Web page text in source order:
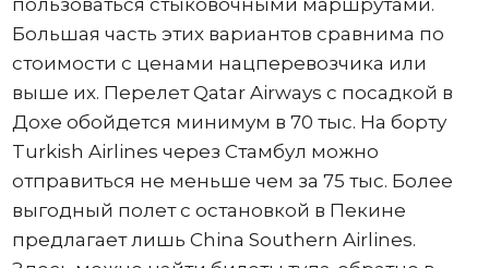
пользоваться стыковочными маршрутами.
Большая часть этих вариантов сравнима по
стоимости с ценами нацперевозчика или
выше их. Перелет Qatar Airways с посадкой в
Дохе обойдется минимум в 70 тыс. На борту
Turkish Airlines через Стамбул можно
отправиться не меньше чем за 75 тыс. Более
выгодный полет с остановкой в Пекине
предлагает лишь China Southern Airlines.